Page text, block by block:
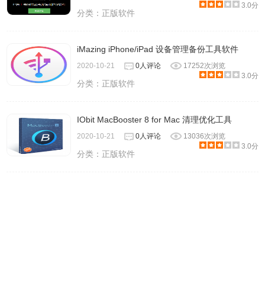
3.0分
分类： 正版软件
iMazing iPhone/iPad 设备管理备份工具软件
2020-10-21 0人评论
17252次浏览
3.0分
分类： 正版软件
IObit MacBooster 8 for Mac 清理优化工具
2020-10-21 0人评论
13036次浏览
3.0分
分类： 正版软件